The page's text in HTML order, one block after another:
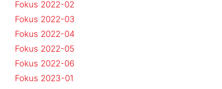
Fokus 2022-02
Fokus 2022-03
Fokus 2022-04
Fokus 2022-05
Fokus 2022-06
Fokus 2023-01